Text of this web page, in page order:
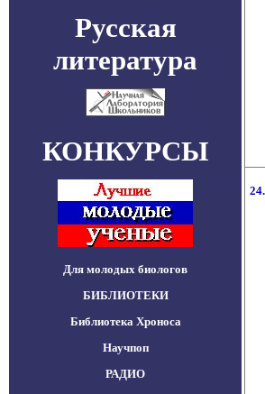
Русская
литература
КОНКУРСЫ
Для молодых биологов
БИБЛИОТЕКИ
Библиотека Хроноса
Научпоп
РАДИО